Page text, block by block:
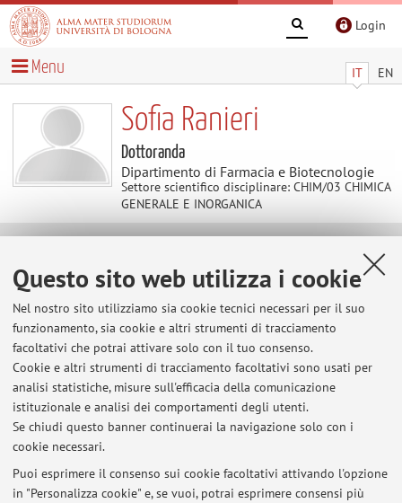
Questo sito web utilizza i cookie
Nel nostro sito utilizziamo sia cookie tecnici necessari per il suo
funzionamento, sia cookie e altri strumenti di tracciamento
facoltativi che potrai attivare solo con il tuo consenso.
Cookie e altri strumenti di tracciamento facoltativi sono usati per
analisi statistiche, misure sull'efficacia della comunicazione
istituzionale e analisi dei comportamenti degli utenti.
Se chiudi questo banner continuerai la navigazione solo con i
cookie necessari.
Puoi esprimere il consenso sui cookie facoltativi attivando l'opzione
in "Personalizza cookie" e, se vuoi, potrai esprimere consensi più
Login
IT EN
Menu
Sofia Ranieri
Dottoranda
Dipartimento di Farmacia e Biotecnologie
Settore scientifico disciplinare: CHIM/03 CHIMICA
GENERALE E INORGANICA
Contatti
E-mail: sofia.ranieri3@unibo.it
Dipartimento di Farmacia e Biotecnologie
Via Belmeloro 6, Bologna -Vai alla mappa
Ultimi avvisi